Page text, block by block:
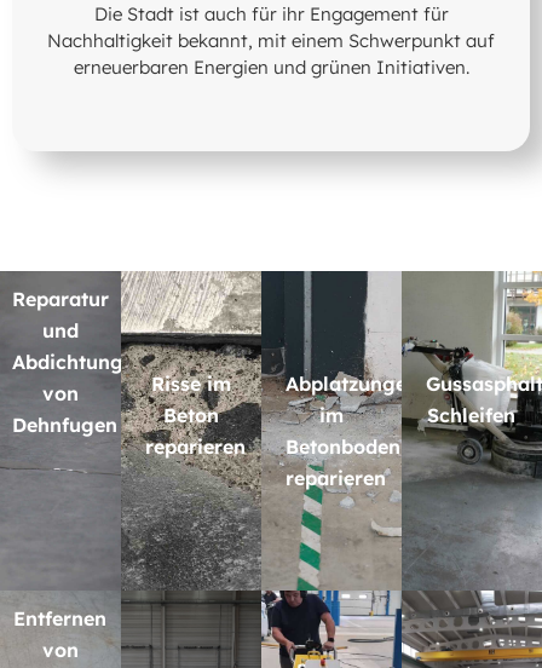
Die Stadt ist auch für ihr Engagement für
Nachhaltigkeit bekannt, mit einem Schwerpunkt auf
erneuerbaren Energien und grünen Initiativen.
Reparatur
und
Abdichtung
von
Dehnfugen
Risse im
Beton
reparieren
Abplatzungen
im
Betonboden
reparieren
Gussasphalt
Schleifen
Entfernen
von